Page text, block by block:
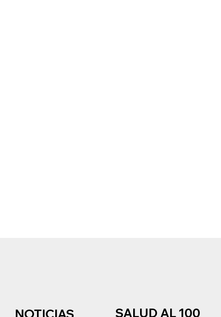
NOTICIAS SALUD AL 100